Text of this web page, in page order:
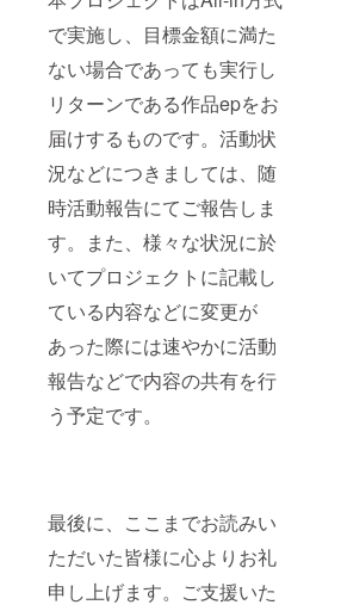
で実施し、目標金額に満た
ない場合であっても実行し
リターンである作品epをお
届けするものです。活動状
況などにつきましては、随
時活動報告にてご報告しま
す。また、様々な状況に於
いてプロジェクトに記載し
ている内容などに変更が
あった際には速やかに活動
報告などで内容の共有を行
う予定です。
最後に、ここまでお読みい
ただいた皆様に心よりお礼
申し上げます。ご支援いた